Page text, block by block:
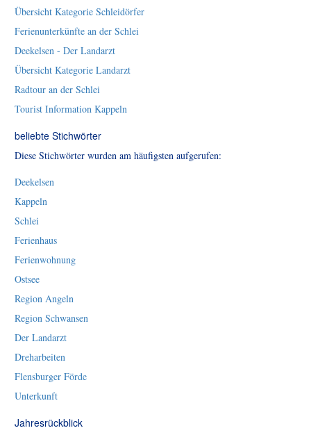
Übersicht Kategorie Schleidörfer
Ferienunterkünfte an der Schlei
Deekelsen - Der Landarzt
Übersicht Kategorie Landarzt
Radtour an der Schlei
Tourist Information Kappeln
beliebte Stichwörter
Diese Stichwörter wurden am häufigsten aufgerufen:
Deekelsen
Kappeln
Schlei
Ferienhaus
Ferienwohnung
Ostsee
Region Angeln
Region Schwansen
Der Landarzt
Dreharbeiten
Flensburger Förde
Unterkunft
Jahresrückblick